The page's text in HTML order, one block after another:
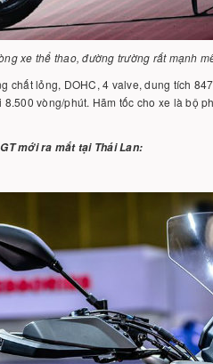
xe thể thao, đường trường rất mạnh
chất lỏng, DOHC, 4 valve, dung tích
vòng/phút. Hãm tốc cho xe là bộ
mới ra mắt tại Thái Lan: